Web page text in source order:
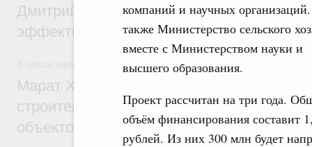
компаний и научных
также Министерство сельского
вместе с Министерством науки и
высшего образования.
Проект рассчитан на три года.
объём финансирования составит
рублей. Из них 300 млн будет
Дмитрий Патрушев: Синхронизация
эффективность поддержки сельских
Экономика городов. Городская среда
Марат Хуснуллин: «Единый заказчик»
строительство и реконструкцию более
объектов